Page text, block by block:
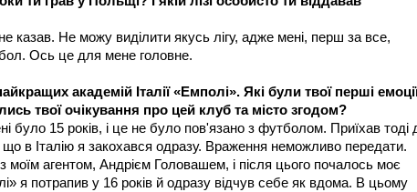
казав. Не можу виділити якусь лігу, адже мені, перш за все,
Ось це для мене головне.
академій Італії «Емполі». Які були твої перші
твої очікування про цей клуб та місто згодом?
було 15 років, і це не було пов'язано з футболом. Приїхав тоді
в Італію я закохався одразу. Враження неможливо передати.
моїм агентом, Андрієм Головашем, і після цього почалось моє
я потрапив у 16 років й одразу відчув себе як вдома. В цьому